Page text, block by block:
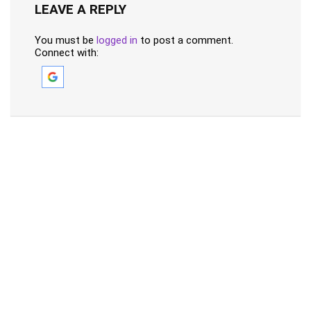
LEAVE A REPLY
You must be logged in to post a comment.
Connect with: